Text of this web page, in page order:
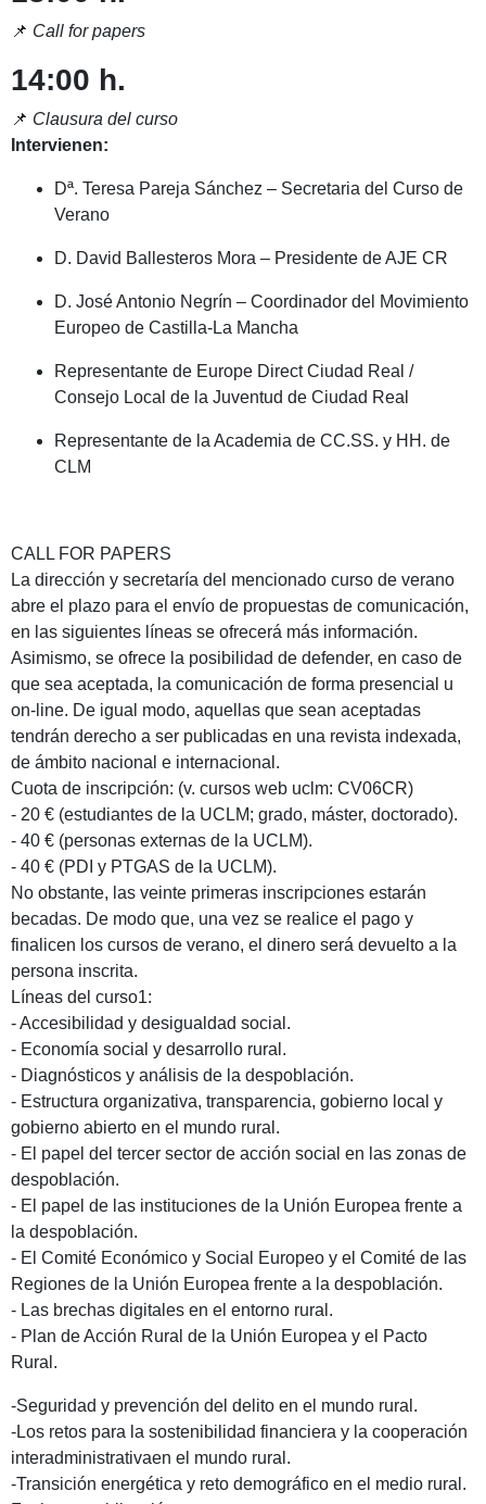
📌 Call for papers
14:00 h.
📌 Clausura del curso
Intervienen:
Dª. Teresa Pareja Sánchez – Secretaria del Curso de
Verano
D. David Ballesteros Mora – Presidente de AJE CR
D. José Antonio Negrín – Coordinador del Movimiento
Europeo de Castilla-La Mancha
Representante de Europe Direct Ciudad Real /
Consejo Local de la Juventud de Ciudad Real
Representante de la Academia de CC.SS. y HH. de
CLM
CALL FOR PAPERS
La dirección y secretaría del mencionado curso de verano
abre el plazo para el envío de propuestas de comunicación,
en las siguientes líneas se ofrecerá más información.
Asimismo, se ofrece la posibilidad de defender, en caso de
que sea aceptada, la comunicación de forma presencial u
on-line. De igual modo, aquellas que sean aceptadas
tendrán derecho a ser publicadas en una revista indexada,
de ámbito nacional e internacional.
Cuota de inscripción: (v. cursos web uclm: CV06CR)
- 20 € (estudiantes de la UCLM; grado, máster, doctorado).
- 40 € (personas externas de la UCLM).
- 40 € (PDI y PTGAS de la UCLM).
No obstante, las veinte primeras inscripciones estarán
becadas. De modo que, una vez se realice el pago y
finalicen los cursos de verano, el dinero será devuelto a la
persona inscrita.
Líneas del curso1:
- Accesibilidad y desigualdad social.
- Economía social y desarrollo rural.
- Diagnósticos y análisis de la despoblación.
- Estructura organizativa, transparencia, gobierno local y
gobierno abierto en el mundo rural.
- El papel del tercer sector de acción social en las zonas de
despoblación.
- El papel de las instituciones de la Unión Europea frente a
la despoblación.
- El Comité Económico y Social Europeo y el Comité de las
Regiones de la Unión Europea frente a la despoblación.
- Las brechas digitales en el entorno rural.
- Plan de Acción Rural de la Unión Europea y el Pacto
Rural.
-Seguridad y prevención del delito en el mundo rural.
-Los retos para la sostenibilidad financiera y la cooperación
interadministrativaen el mundo rural.
-Transición energética y reto demográfico en el medio rural.